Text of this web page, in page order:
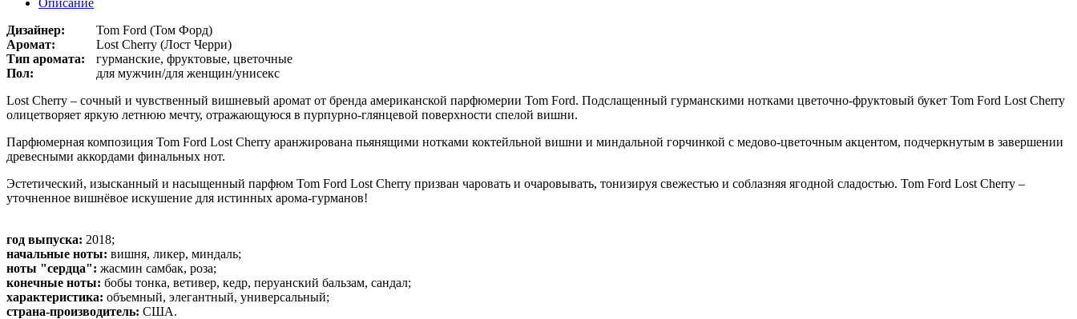
Дизайнер:
Tom Ford (Том Форд)
Аромат:
Lost Cherry (Лост Черри)
Тип аромата:
гурманские, фруктовые, цветочные
Пол:
для мужчин/для женщин/унисекс
Lost Cherry – сочный и чувственный вишневый аромат от бренда американской парфюмерии Tom Ford. Подслащенный гурманскими нотками цветочно-фруктовый букет Tom Ford Lost Cherry
олицетворяет яркую летнюю мечту, отражающуюся в пурпурно-глянцевой поверхности спелой вишни.
Парфюмерная композиция Tom Ford Lost Cherry аранжирована пьянящими нотками коктейльной вишни и миндальной горчинкой с медово-цветочным акцентом, подчеркнутым в завершении
древесными аккордами финальных нот.
Эстетический, изысканный и насыщенный парфюм Tom Ford Lost Cherry призван чаровать и очаровывать, тонизируя свежестью и соблазняя ягодной сладостью. Tom Ford Lost Cherry –
уточненное вишнёвое искушение для истинных арома-гурманов!
год выпуска: 2018;
начальные ноты: вишня, ликер, миндаль;
ноты "сердца": жасмин самбак, роза;
конечные ноты: бобы тонка, ветивер, кедр, перуанский бальзам, сандал;
характеристика: объемный, элегантный, универсальный;
страна-производитель: США.